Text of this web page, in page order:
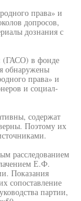
права» и
допросов,
дознания с
(ГАСО) в фонде
обнаружены
права» и
и социал-
содержат
Поэтому их
расследованием
Е.Ф.
Показания
сопоставление
партии,